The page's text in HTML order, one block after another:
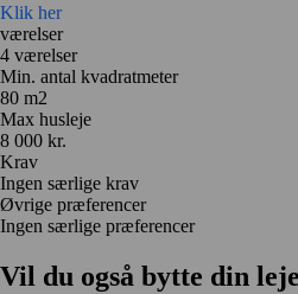
Klik her
værelser
4 værelser
Min. antal kvadratmeter
80 m2
Max husleje
8 000 kr.
Krav
Ingen særlige krav
Øvrige præferencer
Ingen særlige præferencer
Vil du også bytte din